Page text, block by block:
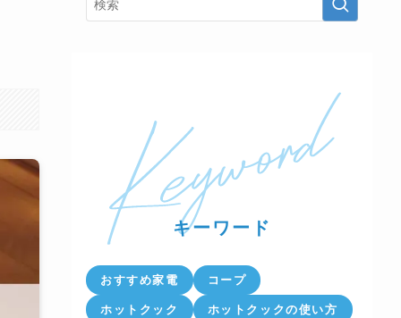
キーワード
おすすめ家電 コープ
ホットクック ホットクックの使い方